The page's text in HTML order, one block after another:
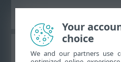
Databáza
Your
choice
We and our partners use